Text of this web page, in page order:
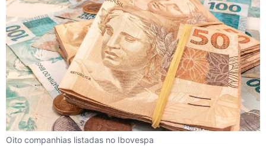
Oito companhias listadas no Ibovespa